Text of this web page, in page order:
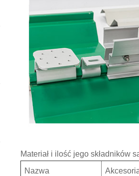
Materiał i ilość jego składników
Nazwa